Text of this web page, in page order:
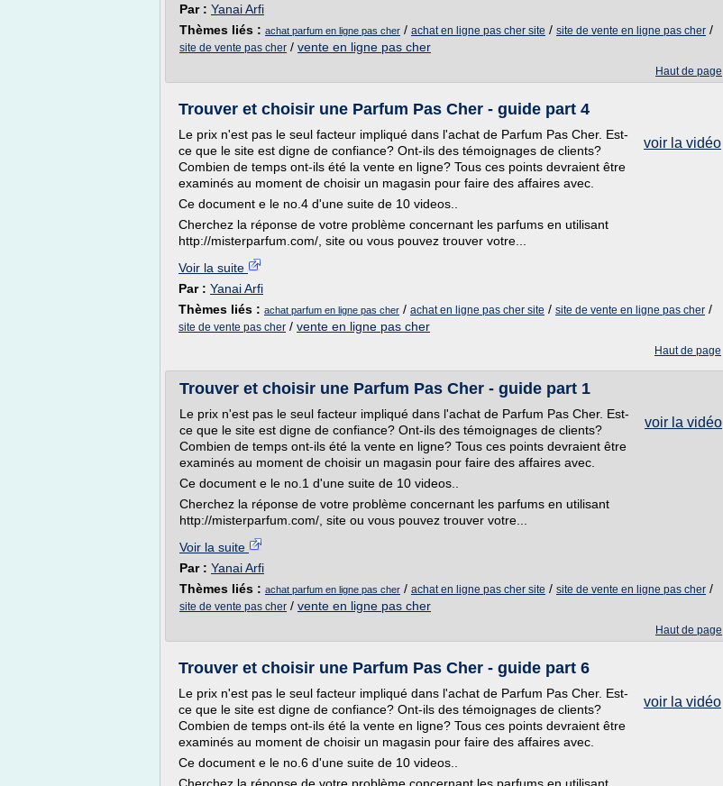
Par : Yanai Arfi
Thèmes liés : achat parfum en ligne pas cher / achat en ligne pas cher site / site de vente en ligne pas cher /
site de vente pas cher / vente en ligne pas cher
Haut de page
Trouver et choisir une Parfum Pas Cher - guide part 4
voir la vidéo
Le prix n'est pas le seul facteur impliqué dans l'achat de Parfum Pas Cher. Est-
ce que le site est digne de confiance? Ont-ils des témoignages de clients?
Combien de temps ont-ils été la vente en ligne? Tous ces points devraient être
examinés au moment de choisir un magasin pour faire des affaires avec.
Ce document e le no.4 d'une suite de 10 videos..
Cherchez la réponse de votre problème concernant les parfums en utilisant
http://misterparfum.com/, site ou vous pouvez trouver votre...
Voir la suite
Par : Yanai Arfi
Thèmes liés : achat parfum en ligne pas cher / achat en ligne pas cher site / site de vente en ligne pas cher /
site de vente pas cher / vente en ligne pas cher
Haut de page
Trouver et choisir une Parfum Pas Cher - guide part 1
voir la vidéo
Le prix n'est pas le seul facteur impliqué dans l'achat de Parfum Pas Cher. Est-
ce que le site est digne de confiance? Ont-ils des témoignages de clients?
Combien de temps ont-ils été la vente en ligne? Tous ces points devraient être
examinés au moment de choisir un magasin pour faire des affaires avec.
Ce document e le no.1 d'une suite de 10 videos..
Cherchez la réponse de votre problème concernant les parfums en utilisant
http://misterparfum.com/, site ou vous pouvez trouver votre...
Voir la suite
Par : Yanai Arfi
Thèmes liés : achat parfum en ligne pas cher / achat en ligne pas cher site / site de vente en ligne pas cher /
site de vente pas cher / vente en ligne pas cher
Haut de page
Trouver et choisir une Parfum Pas Cher - guide part 6
voir la vidéo
Le prix n'est pas le seul facteur impliqué dans l'achat de Parfum Pas Cher. Est-
ce que le site est digne de confiance? Ont-ils des témoignages de clients?
Combien de temps ont-ils été la vente en ligne? Tous ces points devraient être
examinés au moment de choisir un magasin pour faire des affaires avec.
Ce document e le no.6 d'une suite de 10 videos..